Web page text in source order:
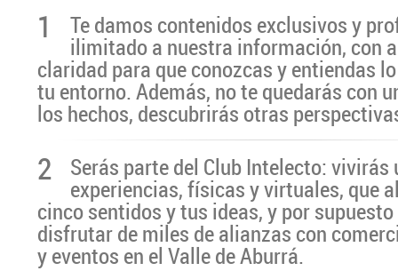
1 Te damos contenidos exclusivos y
ilimitado a nuestra información, con
claridad para que conozcas y entiendas
tu entorno. Además, no te quedarás con
los hechos, descubrirás otras
2 Serás parte del Club Intelecto: vivirás
experiencias, físicas y virtuales, que
cinco sentidos y tus ideas, y por
disfrutar de miles de alianzas con
y eventos en el Valle de Aburrá.